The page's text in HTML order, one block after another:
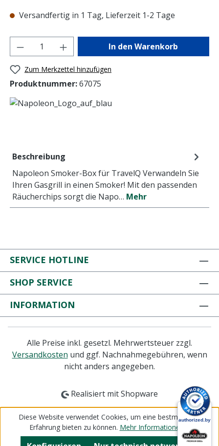
Versandfertig in 1 Tag, Lieferzeit 1-2 Tage
Produkt Anzahl: Gib den gewünschten
In den Warenkorb
Zum Merkzettel hinzufügen
Produktnummer:67075
Beschreibung
Napoleon Smoker-Box für TravelQ Verwandeln Sie
Ihren Gasgrill in einen Smoker! Mit den passenden
Räucherchips sorgt die Napo… Mehr
SERVICE HOTLINE
SHOP SERVICE
INFORMATION
Alle Preise inkl. gesetzl. Mehrwertsteuer zzgl.
Versandkosten und ggf. Nachnahmegebühren, wenn
nicht anders angegeben.
Realisiert mit Shopware
Diese Website verwendet Cookies, um eine bestmögliche
Erfahrung bieten zu können. Mehr Informationen ...